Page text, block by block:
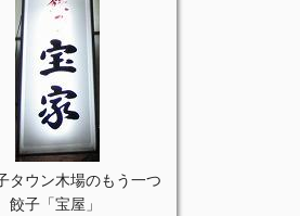
タウン木場のもう一つ
子「宝屋」